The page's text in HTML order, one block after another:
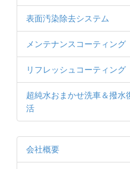
表面汚染除去システム
メンテナンスコーティング
リフレッシュコーティング
超純水おまかせ洗車＆撥水
活
会社概要